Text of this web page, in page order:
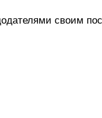
своим